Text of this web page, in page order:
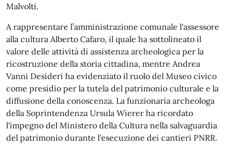
Malvolti.
A rappresentare l’amministrazione comunale l'assessore
alla cultura Alberto Cafaro, il quale ha sottolineato il
valore delle attività di assistenza archeologica per la
ricostruzione della storia cittadina, mentre Andrea
Vanni Desideri ha evidenziato il ruolo del Museo civico
come presidio per la tutela del patrimonio culturale e la
diffusione della conoscenza. La funzionaria archeologa
della Soprintendenza Ursula Wierer ha ricordato
l'impegno del Ministero della Cultura nella salvaguardia
del patrimonio durante l'esecuzione dei cantieri PNRR.